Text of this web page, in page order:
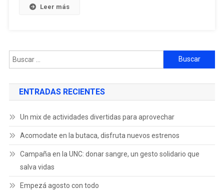
Leer más
ENTRADAS RECIENTES
Un mix de actividades divertidas para aprovechar
Acomodate en la butaca, disfruta nuevos estrenos
Campaña en la UNC: donar sangre, un gesto solidario que
salva vidas
Empezá agosto con todo